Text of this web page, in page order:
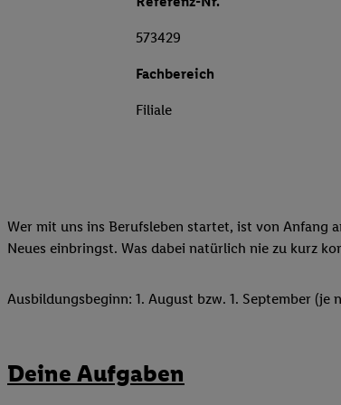
573429
Fachbereich
Filiale
Wer mit uns ins Berufsleben startet, ist von Anfang
Neues einbringst. Was dabei natürlich nie zu kurz
Ausbildungsbeginn: 1. August bzw. 1. September (je
Deine Aufgaben